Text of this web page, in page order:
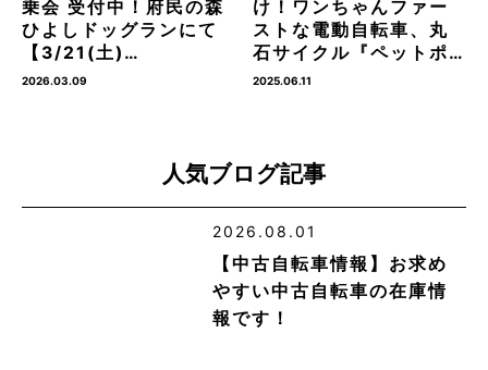
乗会 受付中！府民の森
ひよしドッグランにて
【3/21(土)…
2026.03.09
け！ワンちゃんファー
ストな電動自転車、丸
石サイクル『ペットポ…
2025.06.11
人気ブログ記事
2026.08.01
【中古自転車情報】お求め
やすい中古自転車の在庫情
報です！